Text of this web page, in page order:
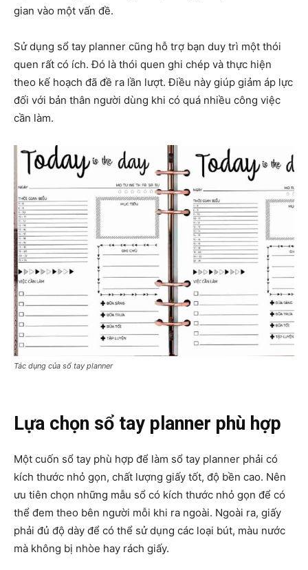
gian vào một vấn đề.
Sử dụng sổ tay planner cũng hỗ trợ bạn duy trì một thói
quen rất có ích. Đó là thói quen ghi chép và thực hiện
theo kế hoạch đã đề ra lần lượt. Điều này giúp giảm áp lực
đối với bản thân người dùng khi có quá nhiều công việc
cần làm.
Tác dụng của sổ tay planner
Lựa chọn sổ tay planner phù hợp
Một cuốn sổ tay phù hợp để làm sổ tay planner phải có
kích thước nhỏ gọn, chất lượng giấy tốt, độ bền cao. Nên
ưu tiên chọn những mẫu sổ có kích thước nhỏ gọn để có
thể đem theo bên người mỗi khi ra ngoài. Ngoài ra, giấy
phải đủ độ dày để có thể sử dụng các loại bút, màu nước
mà không bị nhòe hay rách giấy.